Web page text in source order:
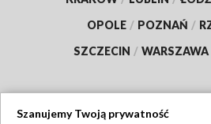
OPOLE / POZNAŃ /
SZCZECIN / WARSZAWA
Szanujemy Twoją prywatność